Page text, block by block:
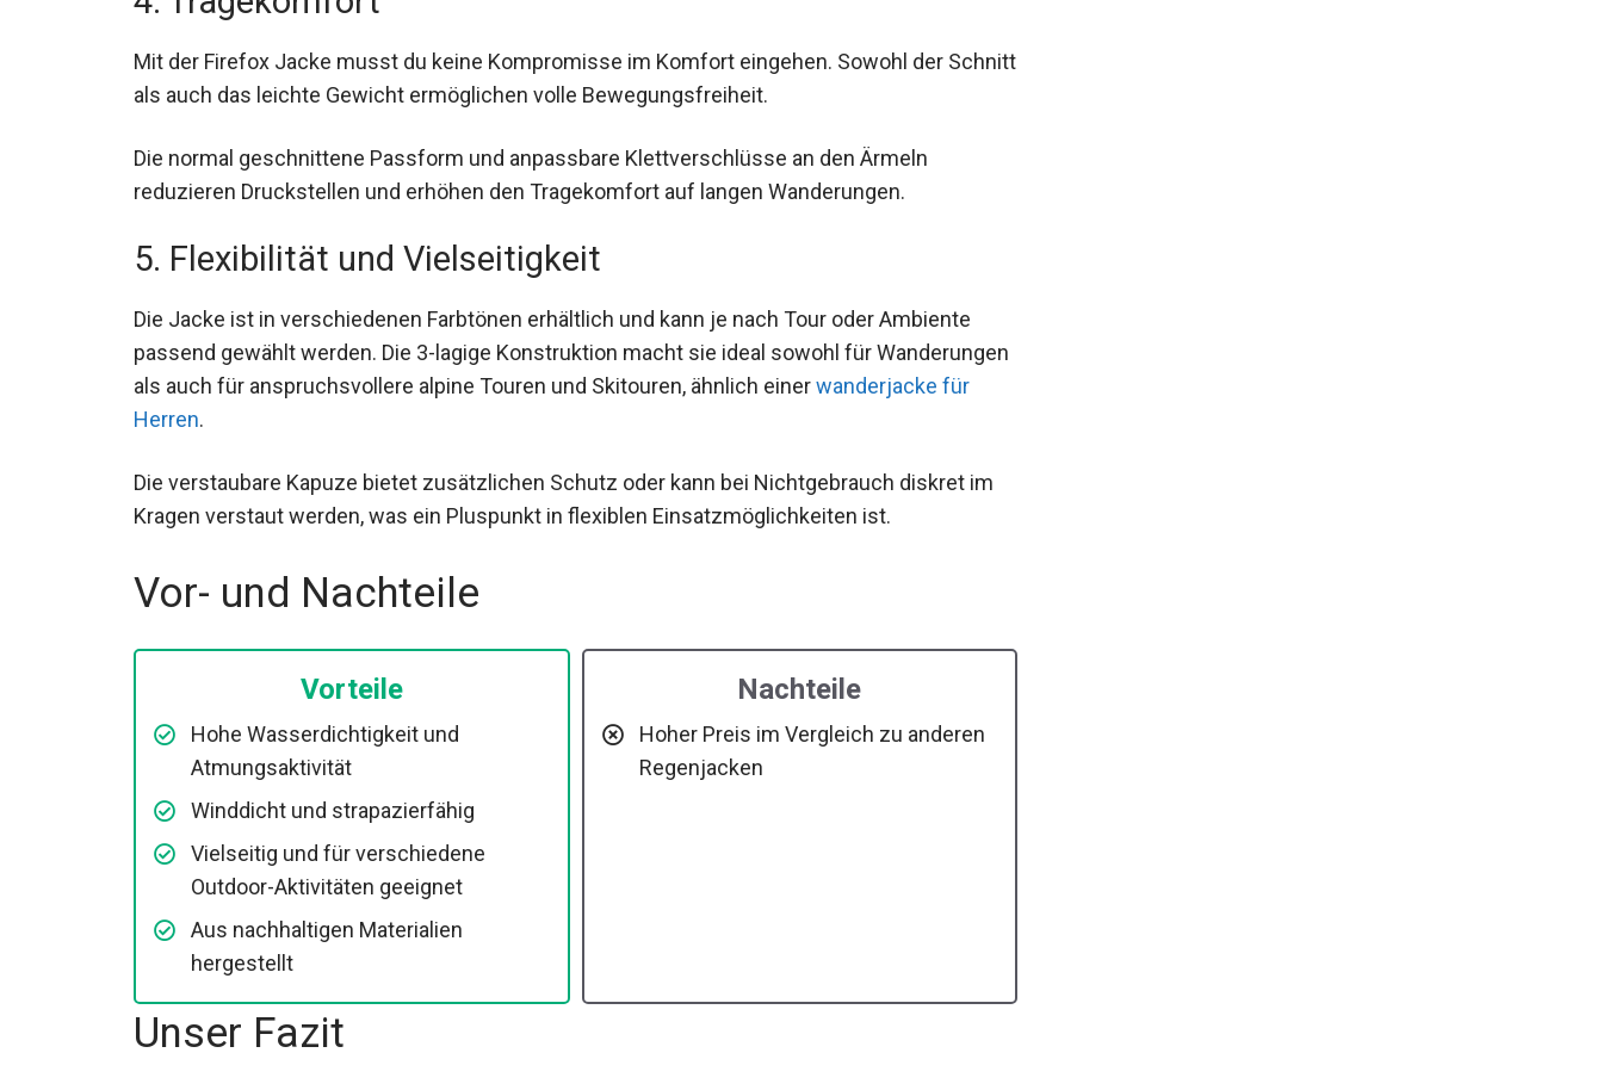
4. Tragekomfort
Mit der Firefox Jacke musst du keine Kompromisse im Komfort eingehen. Sowohl der
Die normal geschnittene Passform und anpassbare Klettverschlüsse an den Ärmeln
5. Flexibilität und Vielseitigkeit
Die Jacke ist in verschiedenen Farbtönen erhältlich und kann je nach Tour oder Ambiente
passend gewählt werden. Die 3-lagige Konstruktion macht sie ideal sowohl für
Wanderungen als auch für anspruchsvollere alpine Touren und Skitouren, ähnlich einer
Die verstaubare Kapuze bietet zusätzlichen Schutz oder kann bei Nichtgebrauch diskret im
Vor- und Nachteile
Hohe Wasserdichtigkeit und
Vielseitig und für verschiedene
Aus nachhaltigen Materialien
Hoher Preis im Vergleich zu anderen
Unser Fazit